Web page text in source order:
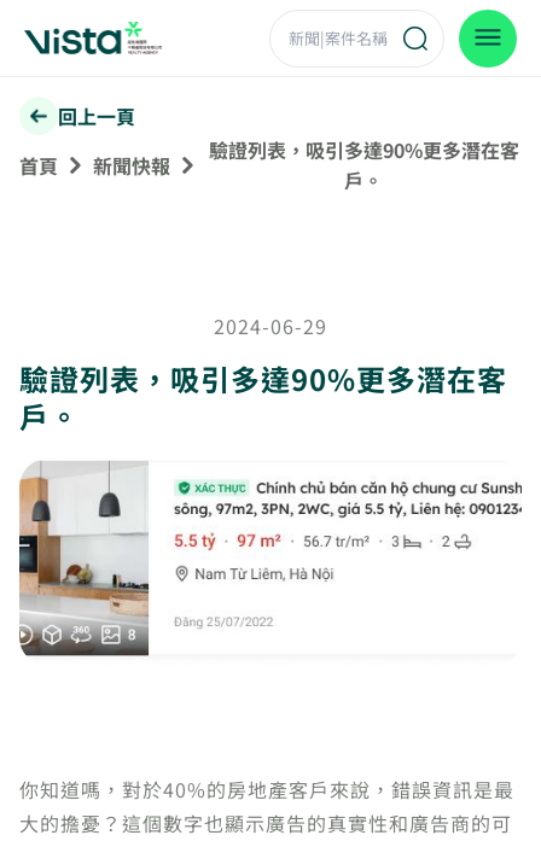
回上一頁
首頁
新聞快報
驗證列表，吸引多達90%更多潛在客
戶。
2024-06-29
驗證列表，吸引多達90%更多潛在客
戶。
你知道嗎，對於40%的房地產客戶來說，錯誤資訊是最
大的擔憂？這個數字也顯示廣告的真實性和廣告商的可